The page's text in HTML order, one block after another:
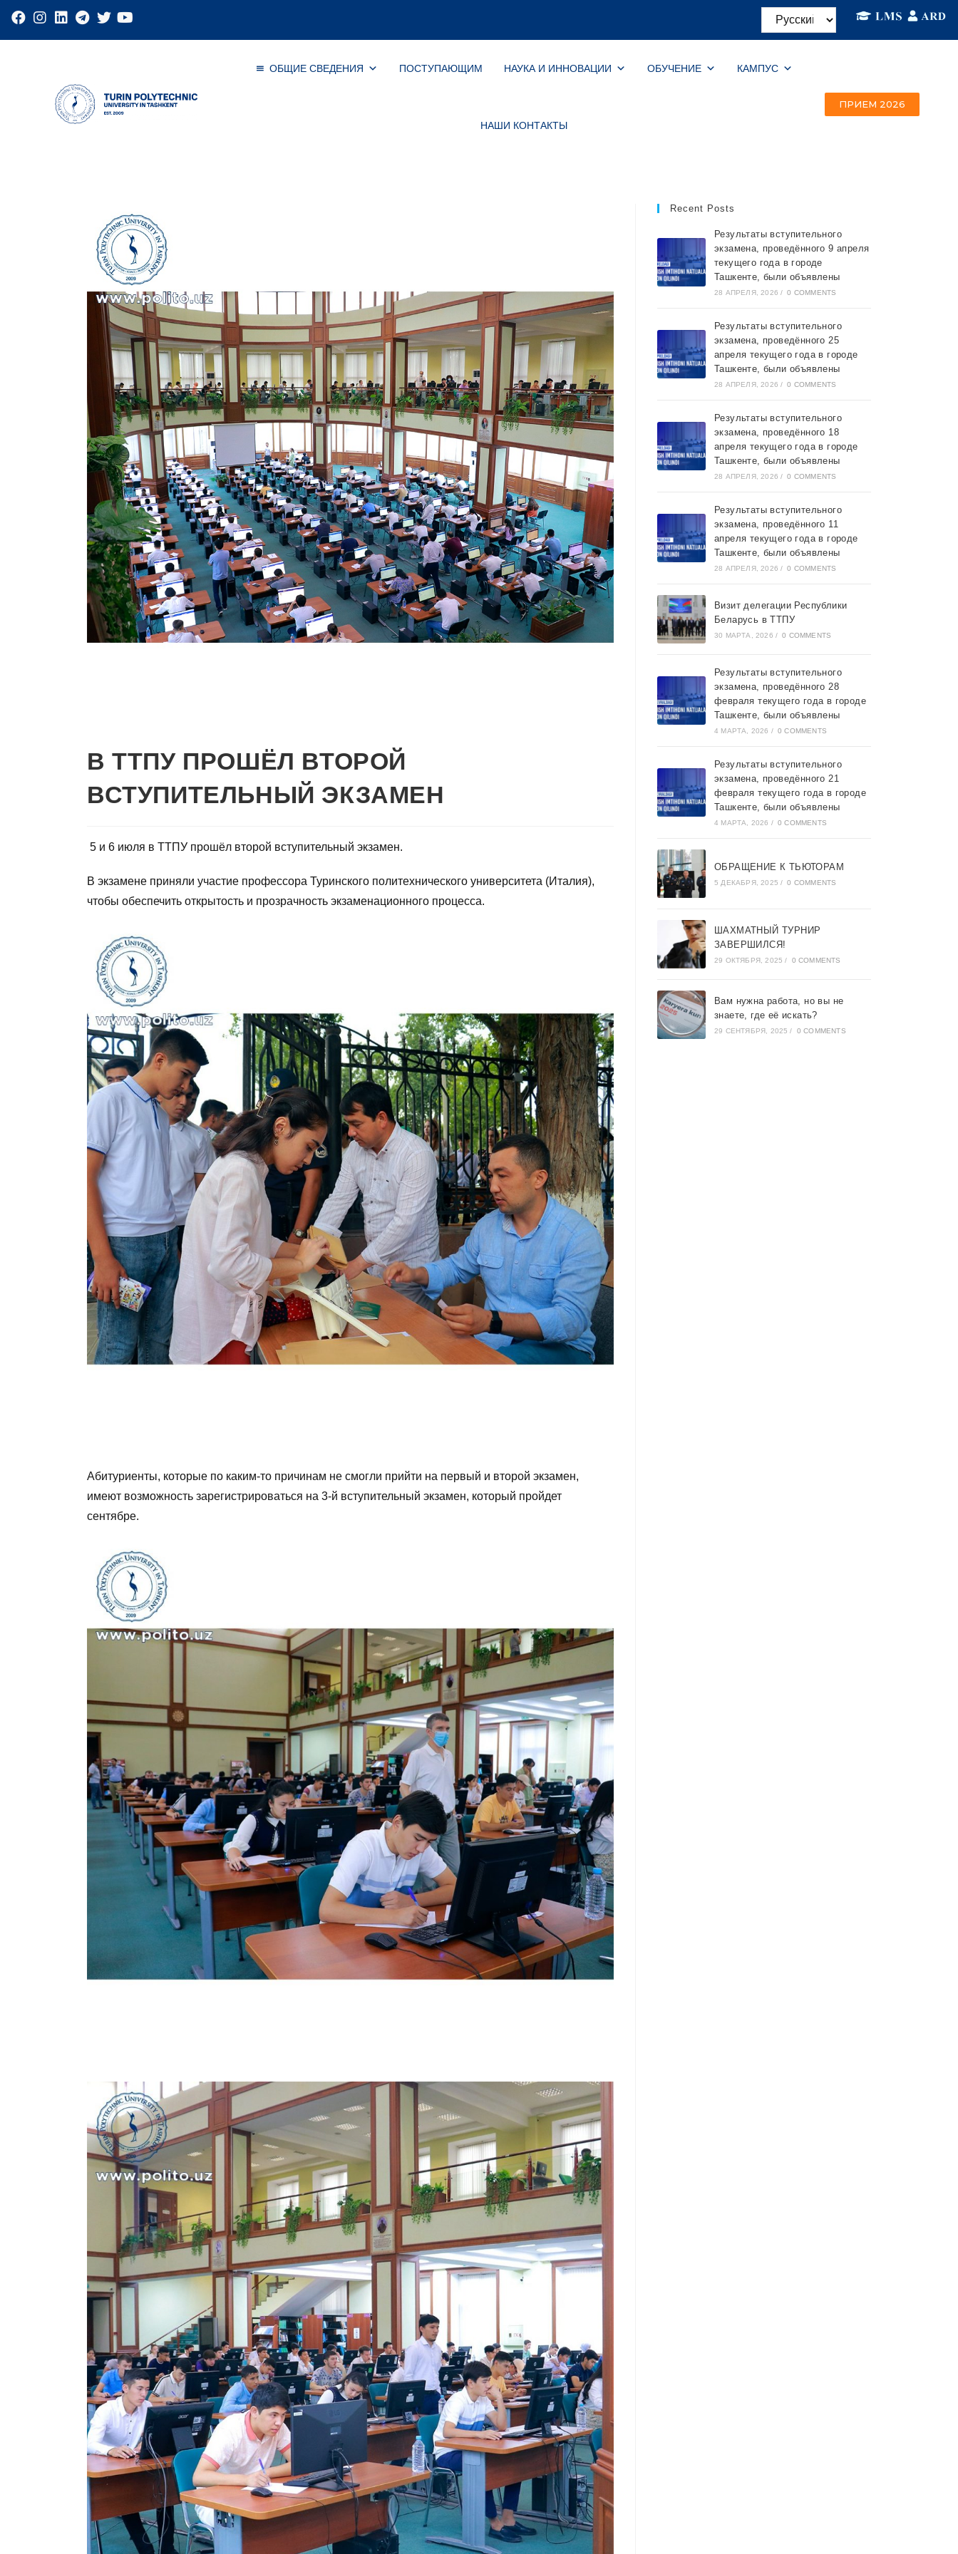
ОБЩИЕ СВЕДЕНИЯ ПОСТУПАЮЩИМ НАУКА И ИННОВАЦИИ ОБУЧЕНИЕ КАМПУС
НАШИ КОНТАКТЫ
ПРИЕМ 2026
В ТТПУ ПРОШЁЛ ВТОРОЙ
ВСТУПИТЕЛЬНЫЙ ЭКЗАМЕН
5 и 6 июля в ТТПУ прошёл второй вступительный экзамен.
В экзамене приняли участие профессора Туринского политехнического университета (Италия),
чтобы обеспечить открытость и прозрачность экзаменационного процесса.
Абитуриенты, которые по каким-то причинам не смогли прийти на первый и второй экзамен,
имеют возможность зарегистрироваться на 3-й вступительный экзамен, который пройдет
cентябре.
Recent Posts
Результаты вступительного
экзамена, проведённого 9 апреля
текущего года в городе
Ташкентe, были объявлены
28 АПРЕЛЯ, 2026 / 0 COMMENTS
Результаты вступительного
экзамена, проведённого 25
апреля текущего года в городе
Ташкентe, были объявлены
28 АПРЕЛЯ, 2026 / 0 COMMENTS
Результаты вступительного
экзамена, проведённого 18
апреля текущего года в городе
Ташкентe, были объявлены
28 АПРЕЛЯ, 2026 / 0 COMMENTS
Результаты вступительного
экзамена, проведённого 11
апреля текущего года в городе
Ташкентe, были объявлены
28 АПРЕЛЯ, 2026 / 0 COMMENTS
Визит делегации Республики
Беларусь в ТТПУ
30 МАРТА, 2026 / 0 COMMENTS
Результаты вступительного
экзамена, проведённого 28
февраля текущего года в городе
Ташкентe, были объявлены
4 МАРТА, 2026 / 0 COMMENTS
Результаты вступительного
экзамена, проведённого 21
февраля текущего года в городе
Ташкентe, были объявлены
4 МАРТА, 2026 / 0 COMMENTS
ОБРАЩЕНИЕ К ТЬЮТОРАМ
5 ДЕКАБРЯ, 2025 / 0 COMMENTS
ШАХМАТНЫЙ ТУРНИР
ЗАВЕРШИЛСЯ!
29 ОКТЯБРЯ, 2025 / 0 COMMENTS
Вам нужна работа, но вы не
знаете, где её искать?
29 СЕНТЯБРЯ, 2025 / 0 COMMENTS